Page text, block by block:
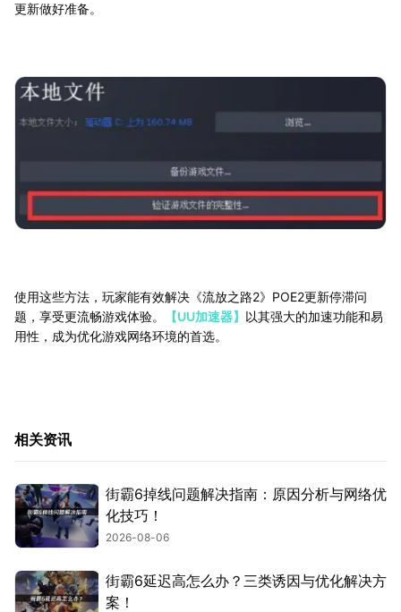
更新做好准备。
使用这些方法，玩家能有效解决《流放之路2》POE2更新停滞问
题，享受更流畅游戏体验。
【UU加速器】 以其强大的加速功能和易
用性，成为优化游戏网络环境的首选。
相关资讯
街霸6掉线问题解决指南：原因分析与网络优
化技巧！
2026-08-06
街霸6延迟高怎么办？三类诱因与优化解决方
案！